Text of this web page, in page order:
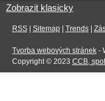
Zobrazit klasicky
RSS| Sitemap| Trends|
Tvorba webových stránek-
Copyright © 2023 CCB,